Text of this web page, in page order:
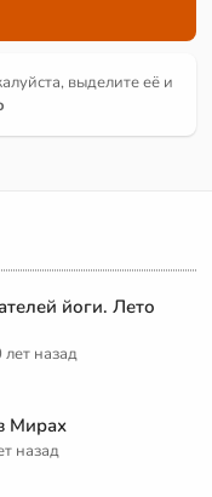
выделите её и
йоги. Лето
лет назад
Мирах
назад